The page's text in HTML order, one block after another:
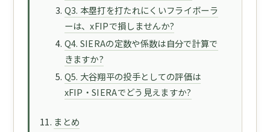
Q3. 本塁打を打たれにくいフライボーラ
ーは、xFIPで損しませんか?
Q4. SIERAの定数や係数は自分で計算で
きますか?
Q5. 大谷翔平の投手としての評価は
xFIP・SIERAでどう見えますか?
まとめ